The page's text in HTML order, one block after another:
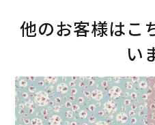
他のお客様はこ
い